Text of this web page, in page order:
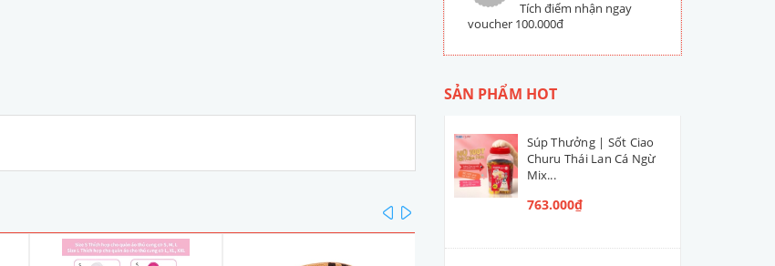
Tích điểm nhận ngay
voucher 100.000đ
prev
SẢN PHẨM HOT
Súp Thưởng | Sốt Ciao
Churu Thái Lan Cá Ngừ
Mix...
763.000₫